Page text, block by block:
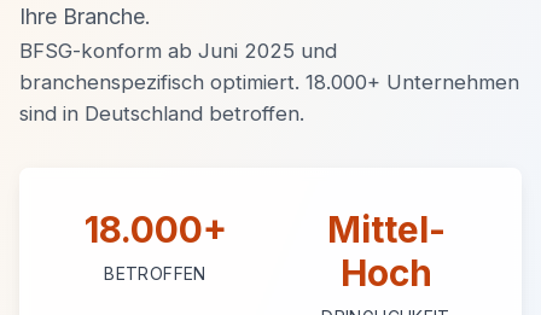
Ihre Branche.
BFSG-konform ab Juni 2025 und
branchenspezifisch optimiert. 18.000+ Unternehmen
sind in Deutschland betroffen.
18.000+
BETROFFEN
Mittel-
Hoch